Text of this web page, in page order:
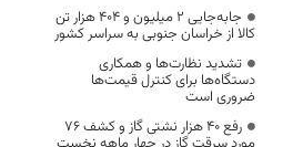
جابه‌جایی 2 میلیون و 404 هزار تن
کالا از خراسان جنوبی به سراسر کشور
تشدید نظارت‌ها و همکاری
دستگاه‌ها برای کنترل قیمت‌ها
ضروری است
رفع 40 هزار نشتی گاز و کشف 76